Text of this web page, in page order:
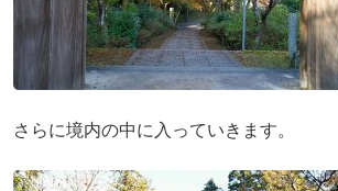
さらに境内の中に入っていきます。